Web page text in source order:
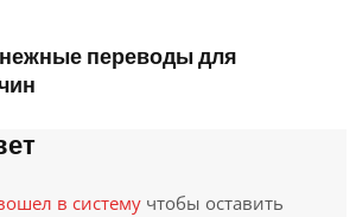
переводы для
в систему чтобы оставить